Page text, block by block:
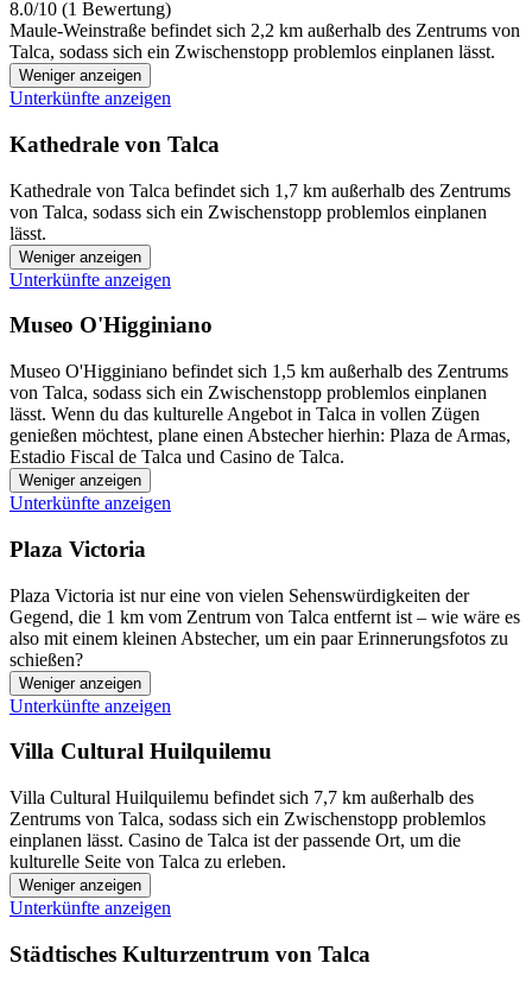
8.0/10 (1 Bewertung)
Maule-Weinstraße befindet sich 2,2 km außerhalb des Zentrums von
Talca, sodass sich ein Zwischenstopp problemlos einplanen lässt.
Weniger anzeigen
Unterkünfte anzeigen
Kathedrale von Talca
Kathedrale von Talca befindet sich 1,7 km außerhalb des Zentrums
von Talca, sodass sich ein Zwischenstopp problemlos einplanen
lässt.
Weniger anzeigen
Unterkünfte anzeigen
Museo O'Higginiano
Museo O'Higginiano befindet sich 1,5 km außerhalb des Zentrums
von Talca, sodass sich ein Zwischenstopp problemlos einplanen
lässt. Wenn du das kulturelle Angebot in Talca in vollen Zügen
genießen möchtest, plane einen Abstecher hierhin: Plaza de Armas,
Estadio Fiscal de Talca und Casino de Talca.
Weniger anzeigen
Unterkünfte anzeigen
Plaza Victoria
Plaza Victoria ist nur eine von vielen Sehenswürdigkeiten der
Gegend, die 1 km vom Zentrum von Talca entfernt ist – wie wäre es
also mit einem kleinen Abstecher, um ein paar Erinnerungsfotos zu
schießen?
Weniger anzeigen
Unterkünfte anzeigen
Villa Cultural Huilquilemu
Villa Cultural Huilquilemu befindet sich 7,7 km außerhalb des
Zentrums von Talca, sodass sich ein Zwischenstopp problemlos
einplanen lässt. Casino de Talca ist der passende Ort, um die
kulturelle Seite von Talca zu erleben.
Weniger anzeigen
Unterkünfte anzeigen
Städtisches Kulturzentrum von Talca